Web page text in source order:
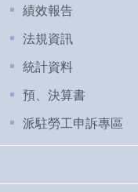
績效報告
法規資訊
統計資料
預、決算書
派駐勞工申訴專區